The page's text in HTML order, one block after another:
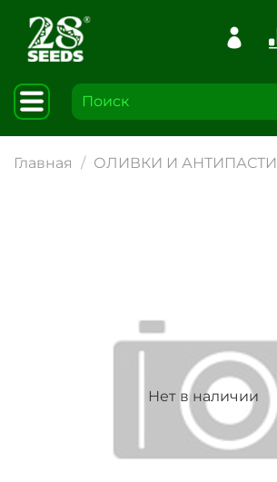
Главная ОЛИВКИ И АНТИПАСТИ
Нет в наличии